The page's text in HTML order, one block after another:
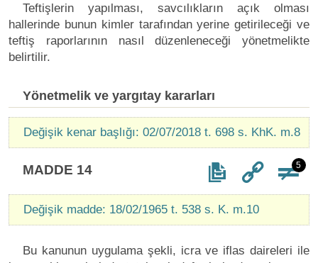
Teftişlerin yapılması, savcılıkların açık olması
hallerinde bunun kimler tarafından yerine getirileceği ve
teftiş raporlarının nasıl düzenleneceği yönetmelikte
belirtilir.
Yönetmelik ve yargıtay kararları
Değişik kenar başlığı: 02/07/2018 t. 698 s. KhK. m.8
MADDE 14 5
Değişik madde: 18/02/1965 t. 538 s. K. m.10
Bu kanunun uygulama şekli, icra ve iflas daireleri ile